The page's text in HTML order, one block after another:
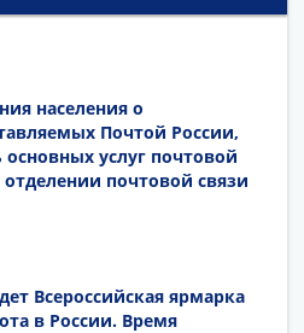
населения о
Почтой России,
услуг почтовой
почтовой связи
Всероссийская ярмарка
в России. Время